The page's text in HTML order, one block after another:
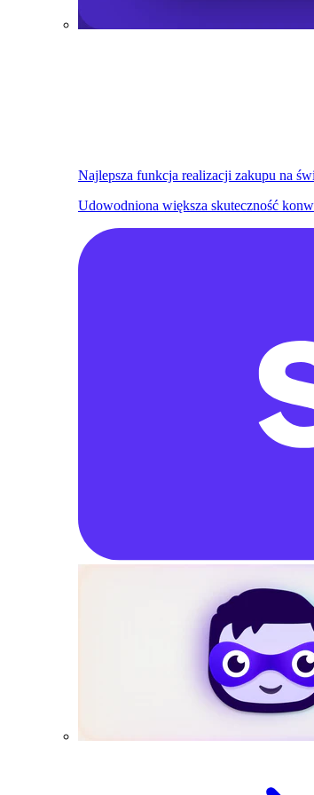
Najlepsza funkcja realizacji zakupu na
Udowodniona większa skuteczność